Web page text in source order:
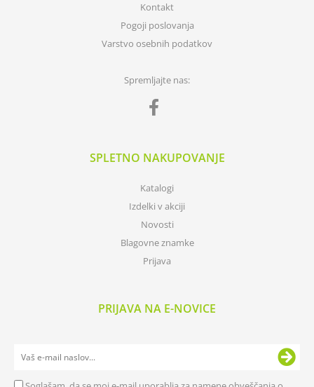
Kontakt
Pogoji poslovanja
Varstvo osebnih podatkov
Spremljajte nas:
SPLETNO NAKUPOVANJE
Katalogi
Izdelki v akciji
Novosti
Blagovne znamke
Prijava
PRIJAVA NA E-NOVICE